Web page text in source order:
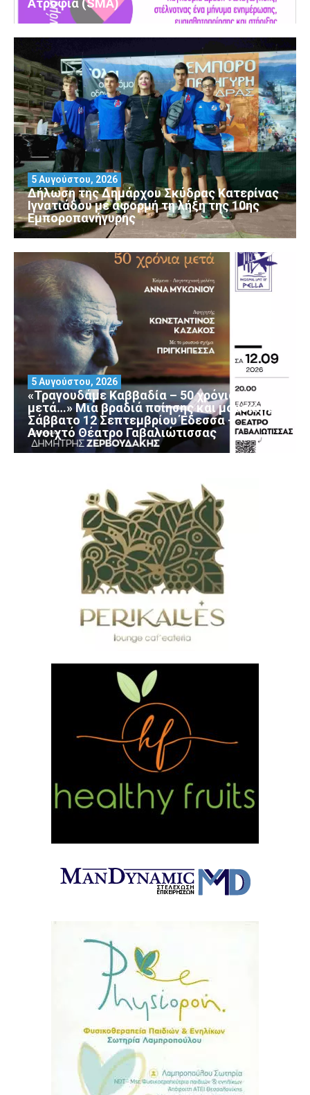
Ατροφία (SMA)
Δήλωση της Δημάρχου Σκύδρας Κατερίνας
Ιγνατιάδου με αφορμή τη λήξη της 10ης
Εμποροπανήγυρης
5 Αυγούστου, 2026
«Τραγουδάμε Καββαδία – 50 χρόνια
μετά…» Μια βραδιά ποίησης και μουσικής
Σάββατο 12 Σεπτεμβρίου Έδεσσα –
Ανοιχτό Θέατρο Γαβαλιώτισσας
5 Αυγούστου, 2026